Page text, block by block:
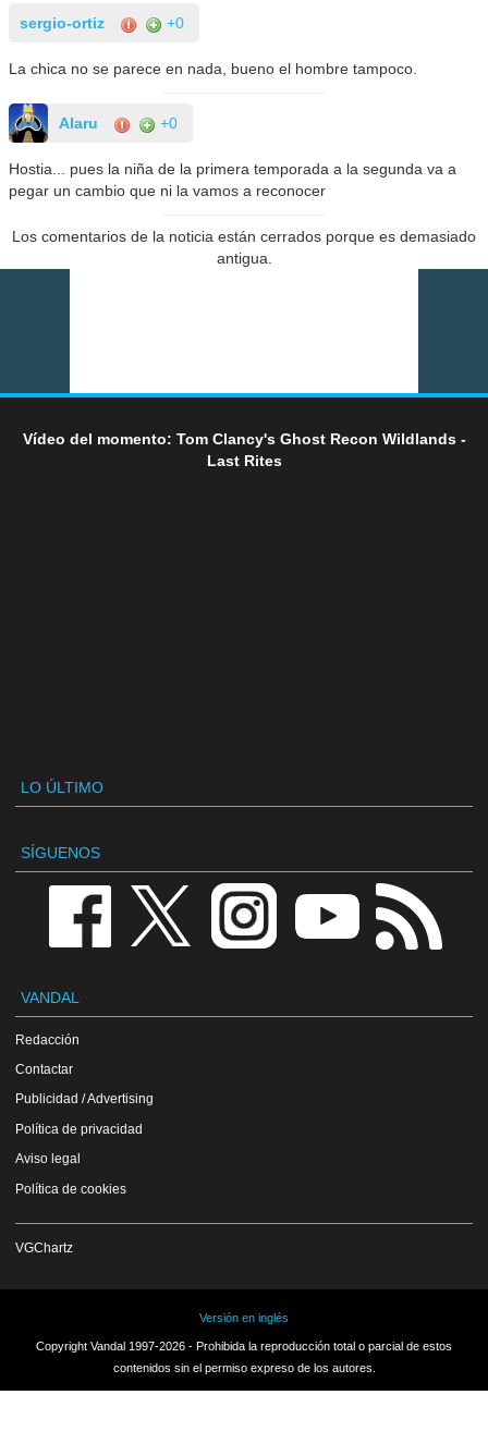
sergio-ortiz +0
La chica no se parece en nada, bueno el hombre tampoco.
Alaru +0
Hostia... pues la niña de la primera temporada a la segunda va a
pegar un cambio que ni la vamos a reconocer
Los comentarios de la noticia están cerrados porque es demasiado
antigua.
Vídeo del momento: Tom Clancy's Ghost Recon Wildlands -
Last Rites
LO ÚLTIMO
SÍGUENOS
VANDAL
Redacción
Contactar
Publicidad / Advertising
Política de privacidad
Aviso legal
Política de cookies
VGChartz
Versión en inglés
Copyright Vandal 1997-2026 - Prohibida la reproducción total o parcial de estos
contenidos sin el permiso expreso de los autores.